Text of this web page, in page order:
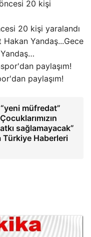
20 kişi yaralandı
Gece
Yandaş…
paylaşım!
müfredat”
sağlamayacak”
Türkiye Haberleri